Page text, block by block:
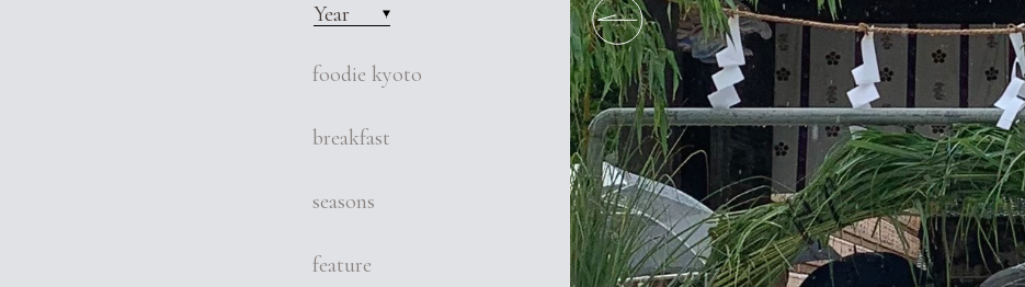
Year
foodie kyoto
breakfast
seasons
feature